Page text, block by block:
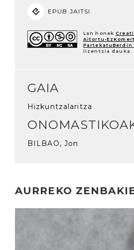
EPUB JAITSI
Lan honek
Aitortu-
PartekatuBerdin
lizentzia dauka.
GAIA
Hizkuntzalaritza
BILBAO, Jon
AURREKO